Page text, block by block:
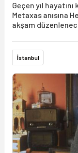
Geçen yıl
Metaxas anısına
akşam
İstanbul